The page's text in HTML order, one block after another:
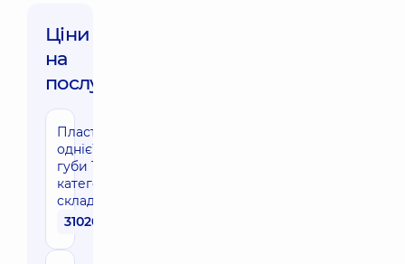
Ціни
на
послуги:
Пластика
однієї
губи 1
категорії
складності
31020 грн